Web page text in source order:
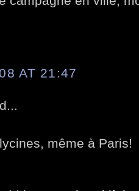
AT 21:47
même à Paris!